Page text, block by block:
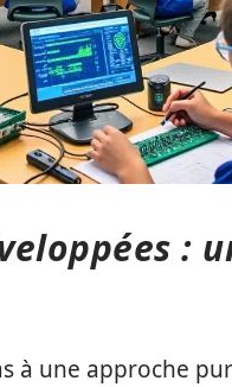
:
à une approche